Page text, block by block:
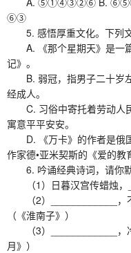
⑥③
5. 感悟厚重文化。下列文
A. 《那个星期天》是一
记》。
B. 弱冠，指男子二十岁
经成人。
C. 习俗中寄托着劳动人
寓意平平安安。
D. 《万卡》的作者是俄
作家德•亚米契斯的《爱的教
6. 吟诵经典诗词，请你默
（1）日暮汉宫传蜡烛，
（2）____________，
（《淮南子》）
（3）____________，
月》）